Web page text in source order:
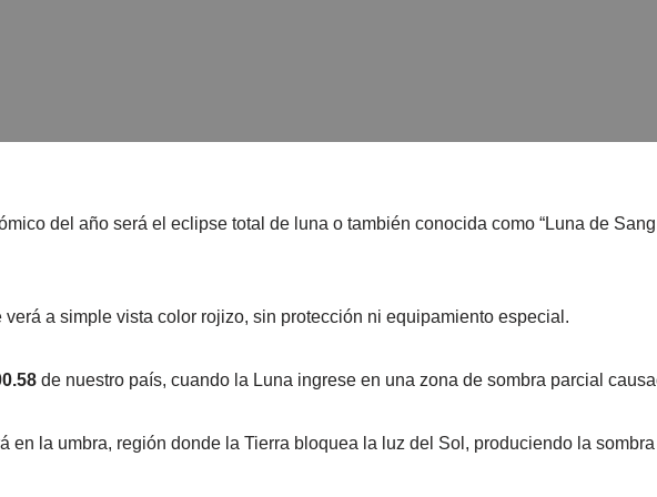
del año será el eclipse total de luna o también conocida como “Luna de
verá a simple vista color rojizo, sin protección ni equipamiento especial.
de nuestro país, cuando la Luna ingrese en una zona de sombra parcial
en la umbra, región donde la Tierra bloquea la luz del Sol, produciendo la